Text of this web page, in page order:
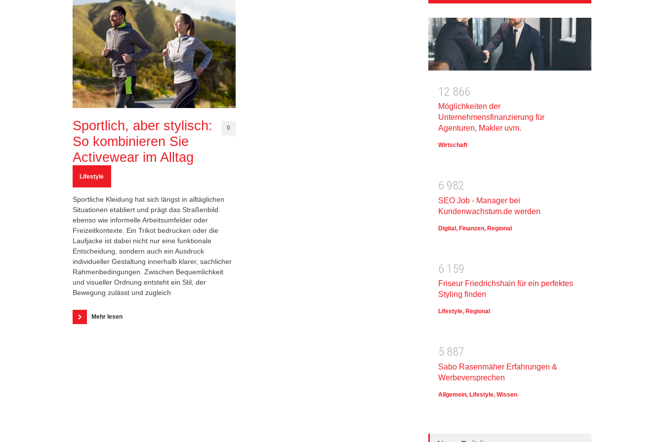
Sportlich, aber stylisch:
So kombinieren Sie
Activewear im Alltag
0
Lifestyle
Sportliche Kleidung hat sich längst in alltäglichen
Situationen etabliert und prägt das Straßenbild
ebenso wie informelle Arbeitsumfelder oder
Freizeitkontexte. Ein Trikot bedrucken oder die
Laufjacke ist dabei nicht nur eine funktionale
Entscheidung, sondern auch ein Ausdruck
individueller Gestaltung innerhalb klarer, sachlicher
Rahmenbedingungen. Zwischen Bequemlichkeit
und visueller Ordnung entsteht ein Stil, der
Bewegung zulässt und zugleich
Mehr lesen
1 2 866
Möglichkeiten der
Unternehmensfinanzierung für
Agenturen, Makler uvm.
Wirtschaft
6 982
SEO Job - Manager bei
Kundenwachstum.de werden
Digital , Finanzen, Regional
6 1 59
Friseur Friedrichshain für ein perfektes
Styling finden
Lifestyle, Regional
5 887
Sabo Rasenmäher Erfahrungen &
Werbeversprechen
Allgemein, Lifestyle, Wissen